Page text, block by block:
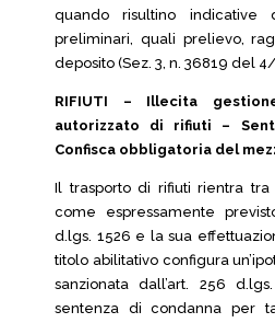
quando risultino indicative
preliminari, quali prelievo,
deposito (Sez. 3, n. 36819 del
RIFIUTI – Illecita
autorizzato di rifiuti –
Confisca obbligatoria del
Il trasporto di rifiuti rientra
come espressamente
d.lgs. 1526 e la sua
titolo abilitativo configura
sanzionata dall’art. 256
sentenza di condanna per